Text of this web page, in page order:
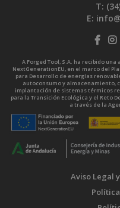
T:
E:
A Forged Tool, S.A. ha recibido
NextGenerationEU, en el marco del
para Desarrollo de energías
autoconsumo y almacenamiento,
implantación de sistemas térmicos
para la Transición Ecológica y el Reto
a través de la
Aviso Legal